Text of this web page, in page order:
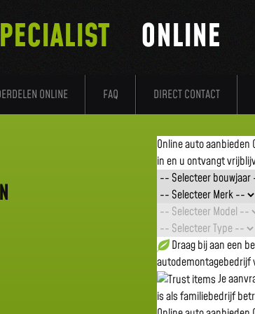
ONLINE FAQ DIRECT CONTACT
ONLINE
Online auto aanbieden
in en u ontvangt
Draag bij aan een
autodemontagebedrijf
Je
is als familiebedrijf